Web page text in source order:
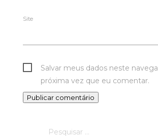
Site
Salvar meus dados neste
próxima vez que eu comentar.
por: